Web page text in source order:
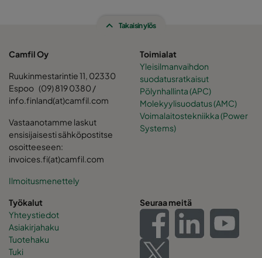
Takaisin ylös
Camfil Oy
Ruukinmestarintie 11, 02330
Espoo (09) 819 0380 /
info.finland(at)camfil.com
Vastaanotamme laskut
ensisijaisesti sähköpostitse
osoitteeseen:
invoices.fi(at)camfil.com
Ilmoitusmenettely
Toimialat
Yleisilmanvaihdon
suodatusratkaisut
Pölynhallinta (APC)
Molekyylisuodatus (AMC)
Voimalaitostekniikka (Power
Systems)
Työkalut
Yhteystiedot
Asiakirjahaku
Tuotehaku
Tuki
Seuraa meitä